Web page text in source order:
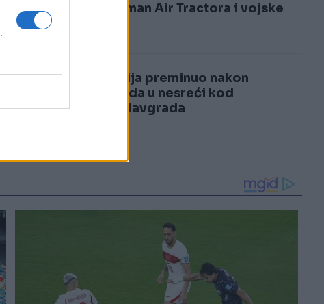
angažman Air Tractora i vojske
4
Sarajlija preminuo nakon
povreda u nesreći kod
Tomislavgrada